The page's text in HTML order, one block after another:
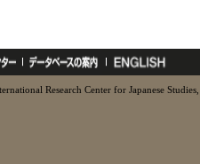
Research Center for Japanese